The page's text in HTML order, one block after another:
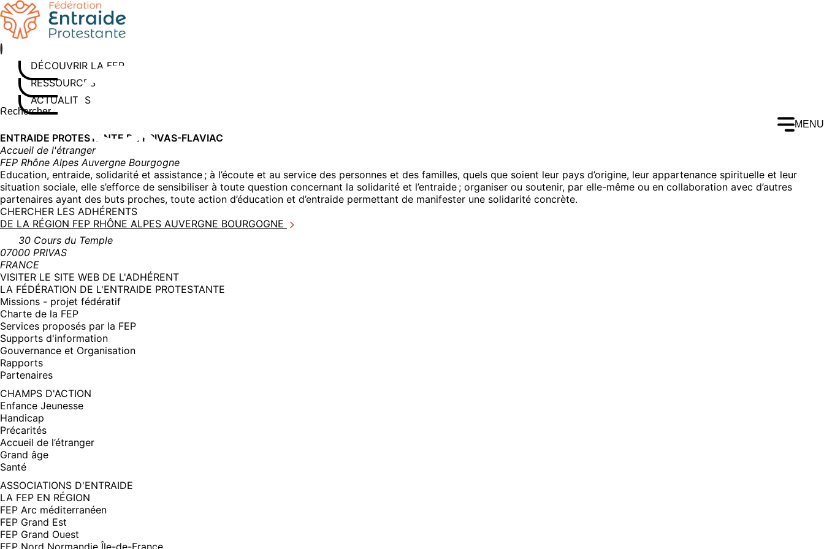
Aller
au
contenu
DÉCOUVRIR LA FEP
RESSOURCES
ACTUALITÉS
Rechercher sur le site
Saisissez au moins 3 caractères pour lancer la recherche
MENU
ENTRAIDE PROTESTANTE DE PRIVAS-FLAVIAC
Accueil de l'étranger
FEP Rhône Alpes Auvergne Bourgogne
Education, entraide, solidarité et assistance ; à l’écoute et au service des personnes et des familles, quels que soient leur pays d’origine, leur appartenance spirituelle et leur
situation sociale, elle s’efforce de sensibiliser à toute question concernant la solidarité et l’entraide ; organiser ou soutenir, par elle-même ou en collaboration avec d’autres
partenaires ayant des buts proches, toute action d’éducation et d’entraide permettant de manifester une solidarité concrète.
CHERCHER LES ADHÉRENTS
DE LA RÉGION FEP RHÔNE ALPES AUVERGNE BOURGOGNE
30 Cours du Temple
07000 PRIVAS
FRANCE
VISITER LE SITE WEB DE L'ADHÉRENT(NOUVELLE
FENÊTRE)
LA FÉDÉRATION DE L'ENTRAIDE PROTESTANTE
Missions - projet fédératif
Charte de la FEP
Services proposés par la FEP
Supports d'information
Gouvernance et Organisation
Rapports
Partenaires
CHAMPS D'ACTION
Enfance Jeunesse
Handicap
Précarités
Accueil de l’étranger
Grand âge
Santé
ASSOCIATIONS D'ENTRAIDE
LA FEP EN RÉGION
FEP Arc méditerranéen
FEP Grand Est
FEP Grand Ouest
FEP Nord Normandie Île-de-France